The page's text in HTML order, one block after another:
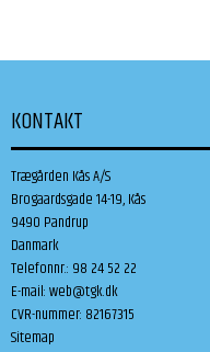
KONTAKT
Trægården Kås A/S
Brogaardsgade 14-19, Kås
9490 Pandrup
Danmark
Telefonnr.: 98 24 52 22
E-mail:web@tgk.dk
CVR-nummer: 82167315
Sitemap